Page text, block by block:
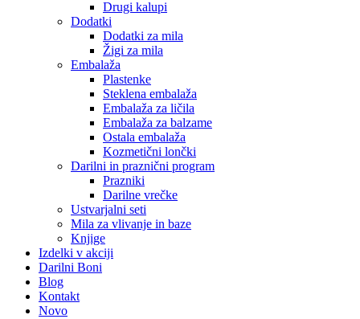
Drugi kalupi
Dodatki
Dodatki za mila
Žigi za mila
Embalaža
Plastenke
Steklena embalaža
Embalaža za ličila
Embalaža za balzame
Ostala embalaža
Kozmetični lončki
Darilni in praznični program
Prazniki
Darilne vrečke
Ustvarjalni seti
Mila za vlivanje in baze
Knjige
Izdelki v akciji
Darilni Boni
Blog
Kontakt
Novo